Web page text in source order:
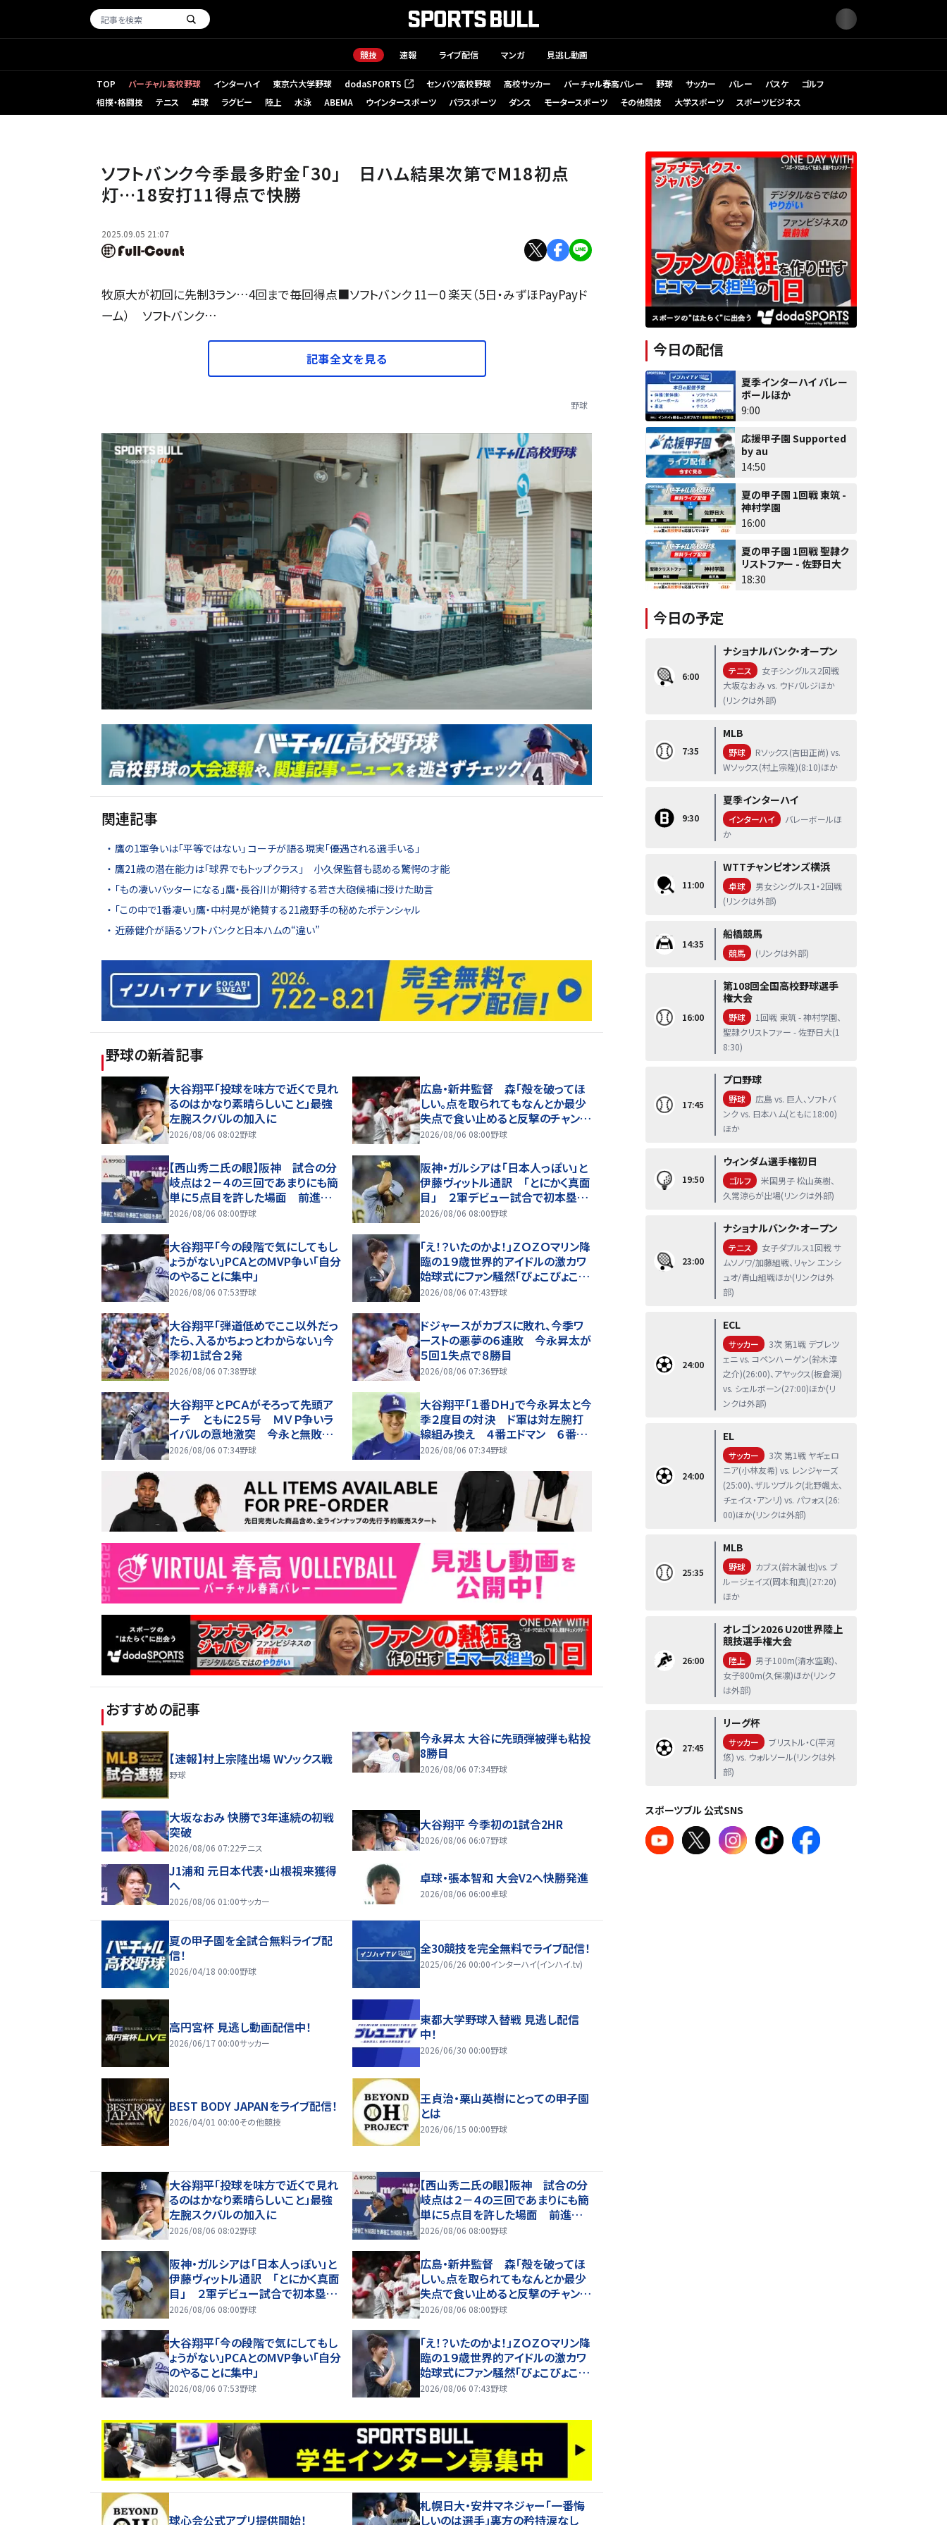
競技 速報 ライブ配信 マンガ 見逃し動画
TOP バーチャル高校野球 インターハイ 東京六大学野球 dodaSPORTS
（新しいタブで開く） センバツ高校野球 高校サッカー バーチャル春高バレー 野球 サッカー バレー バスケ
ゴルフ
相撲・格闘技
テニス 卓球 ラグビー 陸上 水泳 ABEMA ウインタースポーツ パラスポーツ ダンス モータースポーツ その他競技 大学スポーツ スポーツビジネス
ソフトバンク今季最多貯金「30」 日ハム結果次第でM18初点
灯…18安打11得点で快勝
2025.09.05 21:07
牧原大が初回に先制3ラン…4回まで毎回得点■ソフトバンク 11ー0 楽天（5日・みずほPayPayド
ーム） ソフトバンク…
記事全文を見る
野球
関連記事
鷹の1軍争いは「平等ではない」 コーチが語る現実「優遇される選手いる」
鷹21歳の潜在能力は「球界でもトップクラス」 小久保監督も認める驚愕の才能
「もの凄いバッターになる」鷹・長谷川が期待する若き大砲候補に授けた助言
「この中で1番凄い」鷹・中村晃が絶賛する21歳野手の秘めたポテンシャル
近藤健介が語るソフトバンクと日本ハムの“違い”
野球の新着記事
大谷翔平「投球を味方で近くで見れ
るのはかなり素晴らしいこと」最強
左腕スクバルの加入に
2026/08/06 08:02野球
広島・新井監督 森「殻を破ってほ
しい。点を取られてもなんとか最少
失点で食い止めると反撃のチャンス
もあるので」【一問一答】
2026/08/06 08:00野球
【西山秀二氏の眼】阪神 試合の分
岐点は２－４の三回であまりにも簡
単に５点目を許した場面 前進守
備で勝負を懸けるべきだった
2026/08/06 08:00野球
阪神・ガルシアは「日本人っぽい」と
伊藤ヴィットル通訳 「とにかく真面
目」 ２軍デビュー試合で初本塁打
もしみじみ「夢のようだ」
2026/08/06 08:00野球
大谷翔平「今の段階で気にしてもし
ょうがない」PCAとのMVP争い「自分
のやることに集中」
2026/08/06 07:53野球
「え！？いたのかよ！」ＺＯＺＯマリン降
臨の１９歳世界的アイドルの激カワ
始球式にファン騒然「ぴょこぴょこし
て激かわ」「お顔が小さかった」
2026/08/06 07:43野球
大谷翔平「弾道低めでここ以外だっ
たら、入るかちょっとわからない」今
季初１試合２発
2026/08/06 07:38野球
ドジャースがカブスに敗れ、今季ワ
ーストの悪夢の６連敗 今永昇太が
５回１失点で８勝目
2026/08/06 07:36野球
大谷翔平とＰＣＡがそろって先頭ア
ーチ ともに２５号 ＭＶＰ争いラ
イバルの意地激突 今永と無敗男
ラウアーがいきなり被弾
2026/08/06 07:34野球
大谷翔平「１番ＤＨ」で今永昇太と今
季２度目の対決 ド軍は対左腕打
線組み換え ４番エドマン ６番ベ
ッツ 先発は無敗左腕 再獲得フ
インナップ】
2026/08/06 07:34野球
おすすめの記事
【速報】村上宗隆出場 Wソックス戦
野球
今永昇太 大谷に先頭弾被弾も粘投
8勝目
2026/08/06 07:34野球
大坂なおみ 快勝で3年連続の初戦
突破
2026/08/06 07:22テニス
大谷翔平 今季初の1試合2HR
2026/08/06 06:07野球
J1浦和 元日本代表・山根視来獲得
へ
2026/08/06 01:00サッカー
卓球・張本智和 大会V2へ快勝発進
2026/08/06 06:00卓球
夏の甲子園を全試合無料ライブ配
信！
2026/04/18 00:00野球
全30競技を完全無料でライブ配信！
2025/06/26 00:00インターハイ(インハイ.tv)
高円宮杯 見逃し動画配信中！
2026/06/17 00:00サッカー
東都大学野球入替戦 見逃し配信
中！
2026/06/30 00:00野球
BEST BODY JAPANをライブ配信！
2026/04/01 00:00その他競技
王貞治・栗山英樹にとっての甲子園
とは
2026/06/15 00:00野球
大谷翔平「投球を味方で近くで見れ
るのはかなり素晴らしいこと」最強
左腕スクバルの加入に
2026/08/06 08:02野球
【西山秀二氏の眼】阪神 試合の分
岐点は２－４の三回であまりにも簡
単に５点目を許した場面 前進守
備で勝負を懸けるべきだった
2026/08/06 08:00野球
阪神・ガルシアは「日本人っぽい」と
伊藤ヴィットル通訳 「とにかく真面
目」 ２軍デビュー試合で初本塁打
もしみじみ「夢のようだ」
2026/08/06 08:00野球
広島・新井監督 森「殻を破ってほ
しい。点を取られてもなんとか最少
失点で食い止めると反撃のチャンス
もあるので」【一問一答】
2026/08/06 08:00野球
大谷翔平「今の段階で気にしてもし
ょうがない」PCAとのMVP争い「自分
のやることに集中」
2026/08/06 07:53野球
「え！？いたのかよ！」ＺＯＺＯマリン降
臨の１９歳世界的アイドルの激カワ
始球式にファン騒然「ぴょこぴょこし
て激かわ」「お顔が小さかった」
2026/08/06 07:43野球
球心会公式アプリ提供開始！
札幌日大・安井マネジャー「一番悔
しいのは選手」裏方の矜持涙なし
今日の配信
夏季インターハイ バレー
ボールほか
9:00
応援甲子園 Supported
by au
14:50
夏の甲子園 1回戦 東筑 -
神村学園
16:00
夏の甲子園 1回戦 聖隷ク
リストファー - 佐野日大
18:30
今日の予定
6:00
ナショナルバンク・オープン
テニス
女子シングルス2回戦
大坂なおみ vs. ウドバルジほか
(リンクは外部)
7:35
MLB
野球
Rソックス(吉田正尚) vs.
Wソックス(村上宗隆)(8:10)ほか
9:30
夏季インターハイ
インターハイ
バレーボールほ
か
11:00
WTTチャンピオンズ横浜
卓球
男女シングルス1・2回戦
(リンクは外部)
14:35
船橋競馬
競馬 (リンクは外部)
16:00
第108回全国高校野球選手
権大会
野球
1回戦 東筑 - 神村学園、
聖隷クリストファー - 佐野日大(1
8:30)
17:45
プロ野球
野球
広島 vs. 巨人、ソフトバ
ンク vs. 日本ハム(ともに18:00)
ほか
19:50
ウィンダム選手権初日
ゴルフ
米国男子 松山英樹、
久常涼らが出場(リンクは外部)
23:00
ナショナルバンク・オープン
テニス
女子ダブルス1回戦 サ
ムソノワ/加藤組戦、リャン エンシ
ュオ/青山組戦ほか(リンクは外
部)
24:00
ECL
サッカー
3次 第1戦 デブレツ
ェニ vs. コペンハーゲン(鈴木淳
之介)(26:00)、アヤックス(板倉滉)
vs. シェルボーン(27:00)ほか(リ
ンクは外部)
24:00
EL
サッカー
3次 第1戦 ヤギェロ
ニア(小林友希) vs. レンジャーズ
(25:00)、ザルツブルク(北野颯太、
チェイス・アンリ) vs. パフォス(26:
00)ほか(リンクは外部)
25:35
MLB
野球
カブス(鈴木誠也)vs. ブ
ルージェイズ(岡本和真)(27:20)
ほか
26:00
オレゴン2026 U20世界陸上
競技選手権大会
陸上
男子100m(清水空跳)、
女子800m(久保凛)ほか(リンク
は外部)
27:45
リーグ杯
サッカー
ブリストル・C(平河
悠) vs. ウォルソール(リンクは外
部)
スポーツブル 公式SNS